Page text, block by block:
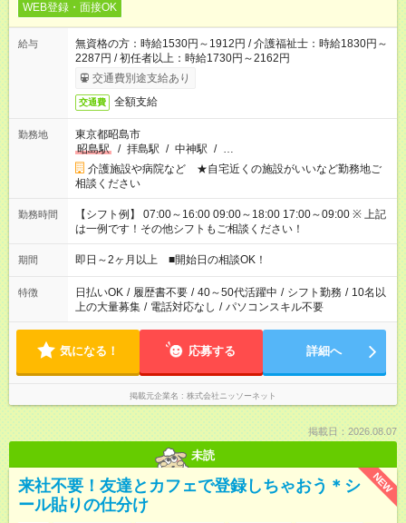
WEB登録・面接OK
給与
無資格の方：時給1530円～1912円 / 介護福祉士：時給1830円～
2287円 / 初任者以上：時給1730円～2162円
交通費別途支給あり
交通費 全額支給
勤務地
東京都昭島市
昭島駅
/ 拝島駅 / 中神駅 / …
介護施設や病院など ★自宅近くの施設がいいなど勤務地ご
相談ください
勤務時間
【シフト例】 07:00～16:00 09:00～18:00 17:00～09:00 ※ 上記
は一例です！その他シフトもご相談ください！
期間 即日～2ヶ月以上 ■開始日の相談OK！
特徴 日払いOK / 履歴書不要 / 40～50代活躍中 / シフト勤務 / 10名以
上の大量募集 / 電話対応なし / パソコンスキル不要
気になる！ 応募する 詳細へ
掲載元企業名 株式会社ニッソーネット
掲載日：2026.08.07
未読
NEW
来社不要！友達とカフェで登録しちゃおう＊シ
ール貼りの仕分け